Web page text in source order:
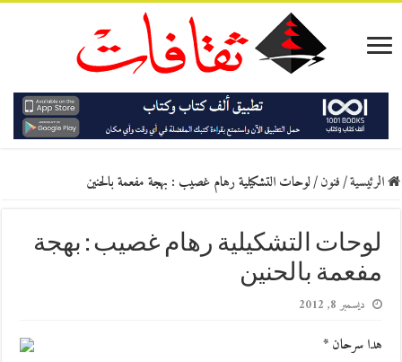
الرئيسية/فنون/لوحات التشكيلية رهام غصيب : بهجة مفعمة بالحنين
لوحات التشكيلية رهام غصيب : بهجة
مفعمة بالحنين
ديسمبر 8, 2012
هدا سرحان *